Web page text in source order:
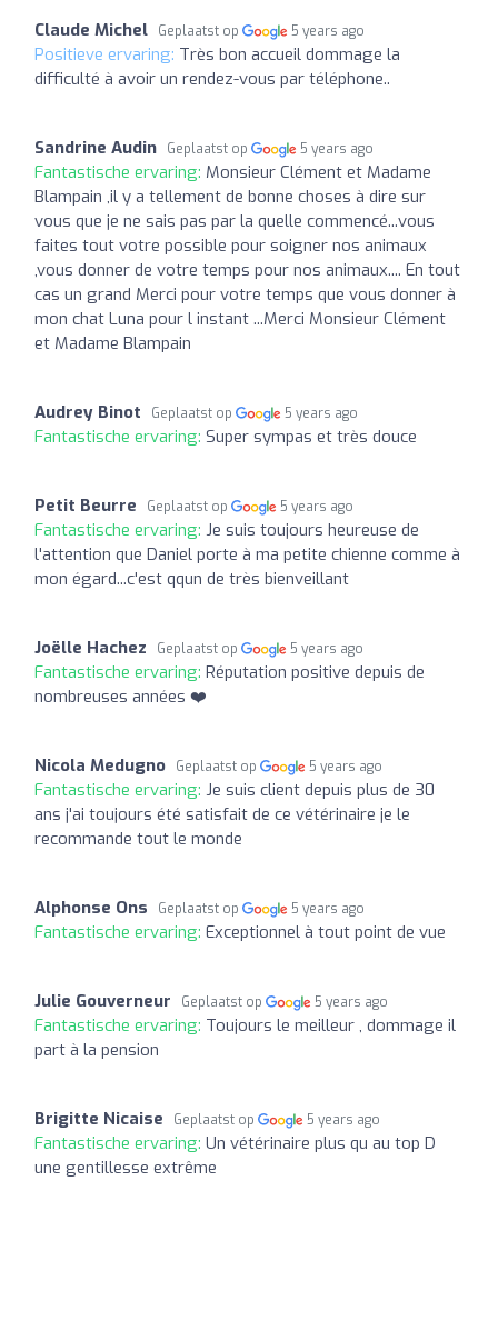
Claude Michel Geplaatst op 5 years ago
Positieve ervaring: Très bon accueil dommage la
difficulté à avoir un rendez-vous par téléphone..
Sandrine Audin Geplaatst op 5 years ago
Fantastische ervaring: Monsieur Clément et Madame
Blampain ,il y a tellement de bonne choses à dire sur
vous que je ne sais pas par la quelle commencé...vous
faites tout votre possible pour soigner nos animaux
,vous donner de votre temps pour nos animaux.... En tout
cas un grand Merci pour votre temps que vous donner à
mon chat Luna pour l instant ...Merci Monsieur Clément
et Madame Blampain
Audrey Binot Geplaatst op 5 years ago
Fantastische ervaring: Super sympas et très douce
Petit Beurre Geplaatst op 5 years ago
Fantastische ervaring: Je suis toujours heureuse de
l'attention que Daniel porte à ma petite chienne comme à
mon égard...c'est qqun de très bienveillant
Joëlle Hachez Geplaatst op 5 years ago
Fantastische ervaring: Réputation positive depuis de
nombreuses années ❤️
Nicola Medugno Geplaatst op 5 years ago
Fantastische ervaring: Je suis client depuis plus de 30
ans j'ai toujours été satisfait de ce vétérinaire je le
recommande tout le monde
Alphonse Ons Geplaatst op 5 years ago
Fantastische ervaring: Exceptionnel à tout point de vue
Julie Gouverneur Geplaatst op 5 years ago
Fantastische ervaring: Toujours le meilleur , dommage il
part à la pension
Brigitte Nicaise Geplaatst op 5 years ago
Fantastische ervaring: Un vétérinaire plus qu au top D
une gentillesse extrême